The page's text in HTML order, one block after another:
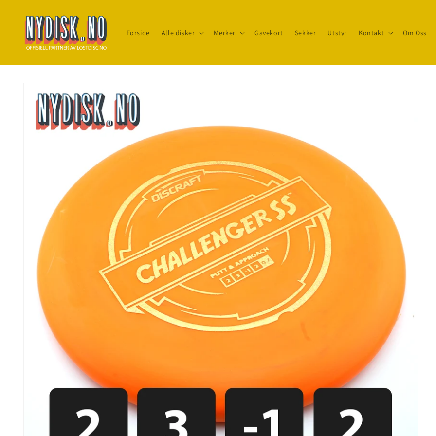
innhold
Forside Alle disker Merker Gavekort Sekker Utstyr Kontakt Om Oss
produktinfo